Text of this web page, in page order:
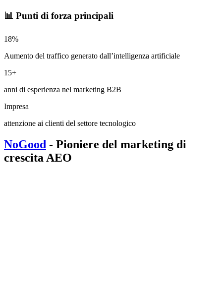
📊 Punti di forza principali
18%
Aumento del traffico generato dall’intelligenza artificiale
15+
anni di esperienza nel marketing B2B
Impresa
attenzione ai clienti del settore tecnologico
NoGood - Pioniere del marketing di
crescita AEO